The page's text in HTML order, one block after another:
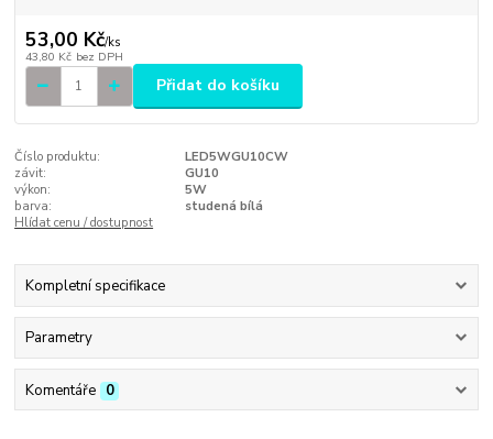
53,00 Kč/ks
43,80 Kč bez DPH
Přidat do košíku
Číslo produktu:
LED5WGU10CW
závit:
GU10
výkon:
5W
barva:
studená bílá
Hlídat cenu / dostupnost
Kompletní specifikace
Parametry
Komentáře 0